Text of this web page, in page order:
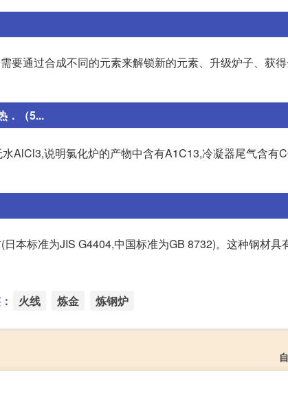
要通过合成不同的元素来解锁新的元素、升级炉子、获
．（5...
AlCl3,说明氯化炉的产物中含有A1C13,冷凝器尾气含有
本标准为JIS G4404,中国标准为GB 8732)。这种钢材具
火线 炼金 炼钢炉